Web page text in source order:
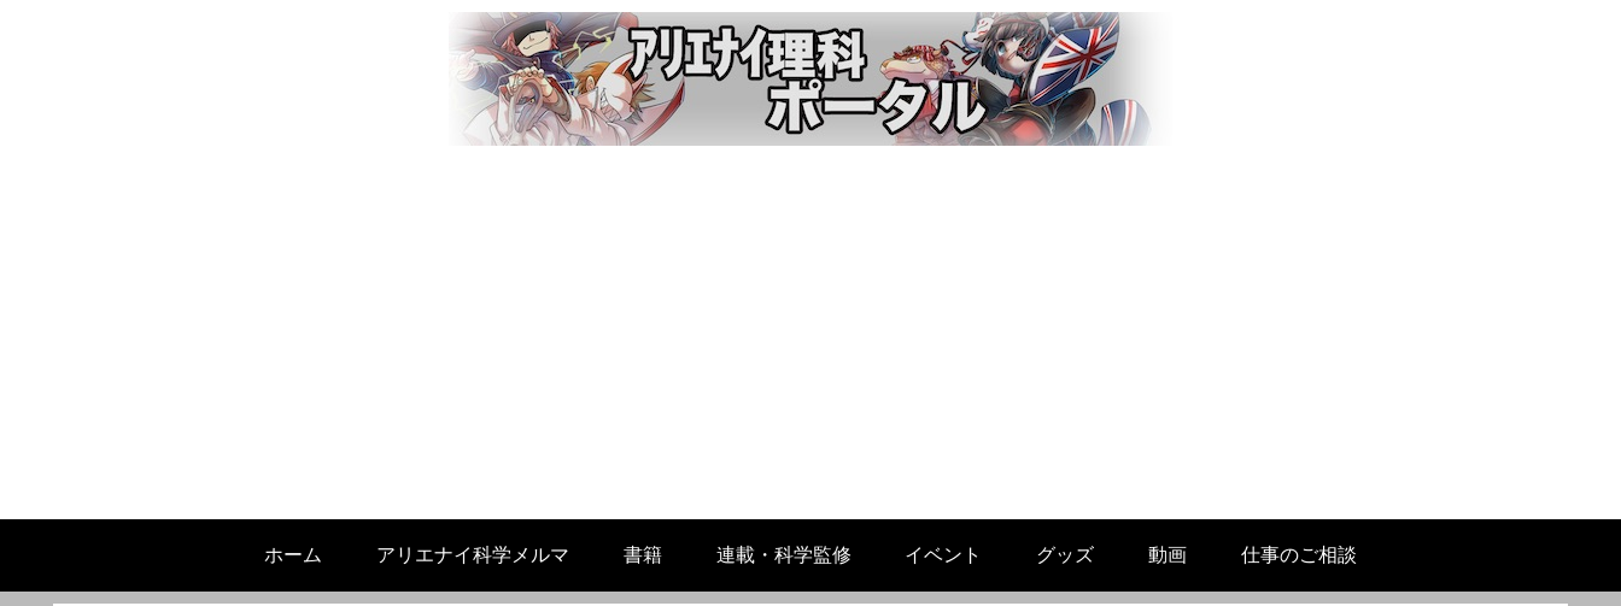
ホーム アリエナイ科学メルマ 書籍 連載・科学監修 イベント グッズ 動画 仕事のご相談